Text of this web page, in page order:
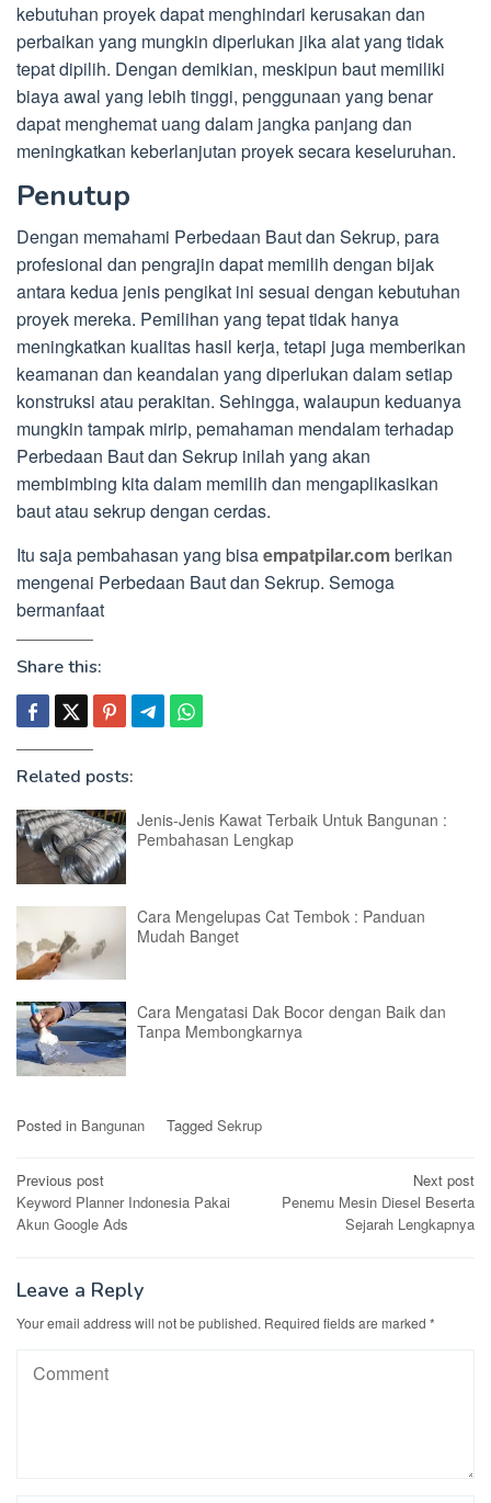
kebutuhan proyek dapat menghindari kerusakan dan
perbaikan yang mungkin diperlukan jika alat yang tidak
tepat dipilih. Dengan demikian, meskipun baut memiliki
biaya awal yang lebih tinggi, penggunaan yang benar
dapat menghemat uang dalam jangka panjang dan
meningkatkan keberlanjutan proyek secara keseluruhan.
Penutup
Dengan memahami Perbedaan Baut dan Sekrup, para
profesional dan pengrajin dapat memilih dengan bijak
antara kedua jenis pengikat ini sesuai dengan kebutuhan
proyek mereka. Pemilihan yang tepat tidak hanya
meningkatkan kualitas hasil kerja, tetapi juga memberikan
keamanan dan keandalan yang diperlukan dalam setiap
konstruksi atau perakitan. Sehingga, walaupun keduanya
mungkin tampak mirip, pemahaman mendalam terhadap
Perbedaan Baut dan Sekrup inilah yang akan
membimbing kita dalam memilih dan mengaplikasikan
baut atau sekrup dengan cerdas.
Itu saja pembahasan yang bisaempatpilar.comberikan
mengenai Perbedaan Baut dan Sekrup. Semoga
bermanfaat
Share this:
Related posts:
Jenis-Jenis Kawat Terbaik Untuk Bangunan :
Pembahasan Lengkap
Cara Mengelupas Cat Tembok : Panduan
Mudah Banget
Cara Mengatasi Dak Bocor dengan Baik dan
Tanpa Membongkarnya
Posted in Bangunan Tagged Sekrup
Post
navigation
Previous post
Keyword Planner Indonesia Pakai
Akun Google Ads
Next post
Penemu Mesin Diesel Beserta
Sejarah Lengkapnya
Leave a Reply
Your email address will not be published. Required fields are marked *